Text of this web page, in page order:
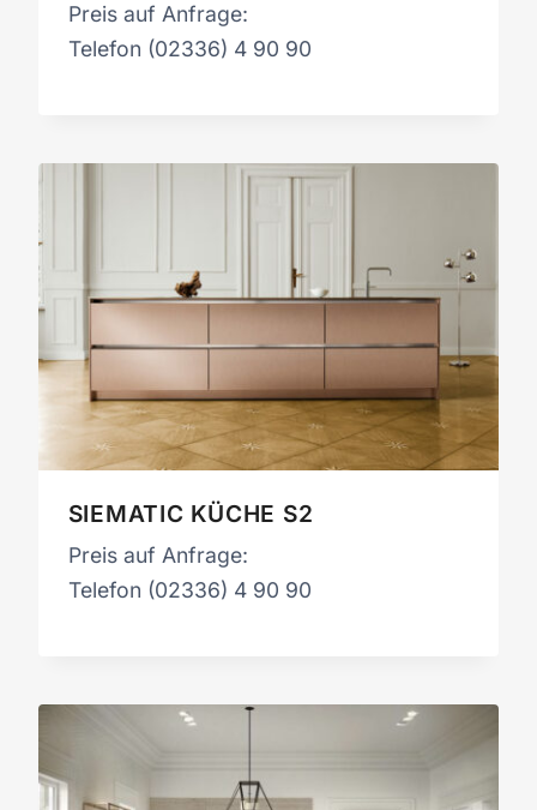
Preis auf Anfrage:
Telefon (02336) 4 90 90
SIEMATIC KÜCHE S2
Preis auf Anfrage:
Telefon (02336) 4 90 90